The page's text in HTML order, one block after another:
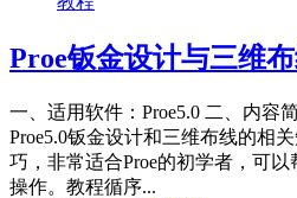
Proe钣金设计与三维
一、适用软件：Proe5.0 二、内容
Proe5.0钣金设计和三维布线的相
巧，非常适合Proe的初学者，可以
操作。教程循序...